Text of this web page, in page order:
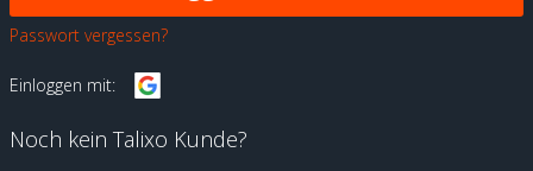
Passwort vergessen?
Einloggen mit:
Noch kein Talixo Kunde?